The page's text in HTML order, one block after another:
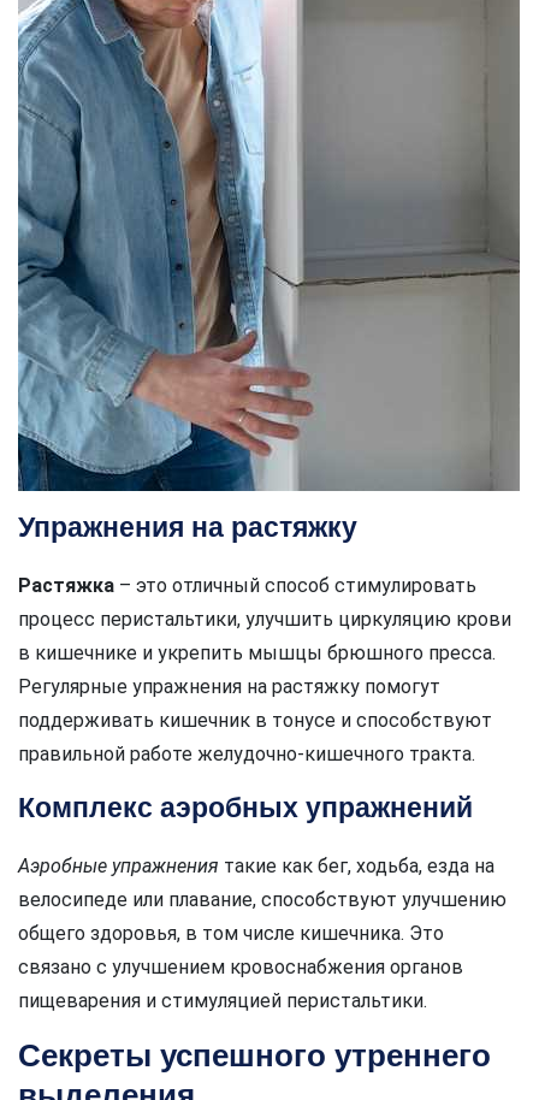
Упражнения на растяжку
Растяжка – это отличный способ стимулировать
процесс перистальтики, улучшить циркуляцию крови
в кишечнике и укрепить мышцы брюшного пресса.
Регулярные упражнения на растяжку помогут
поддерживать кишечник в тонусе и способствуют
правильной работе желудочно-кишечного тракта.
Комплекс аэробных упражнений
Аэробные упражнения такие как бег, ходьба, езда на
велосипеде или плавание, способствуют улучшению
общего здоровья, в том числе кишечника. Это
связано с улучшением кровоснабжения органов
пищеварения и стимуляцией перистальтики.
Секреты успешного утреннего